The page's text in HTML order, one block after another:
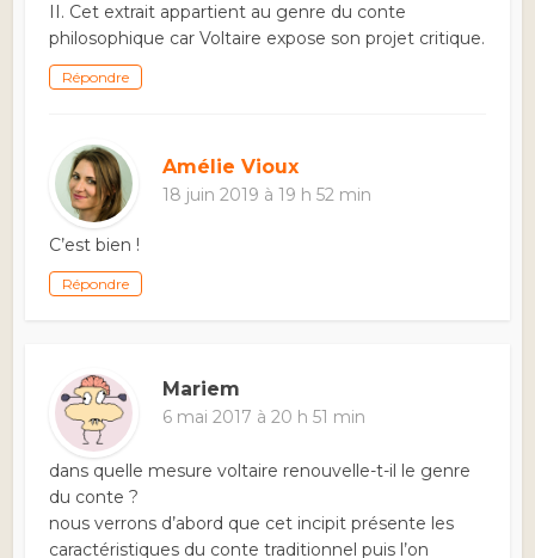
II. Cet extrait appartient au genre du conte
philosophique car Voltaire expose son projet critique.
Répondre
Amélie Vioux
18 juin 2019 à 19 h 52 min
C’est bien !
Répondre
Mariem
6 mai 2017 à 20 h 51 min
dans quelle mesure voltaire renouvelle-t-il le genre
du conte ?
nous verrons d’abord que cet incipit présente les
caractéristiques du conte traditionnel puis l’on